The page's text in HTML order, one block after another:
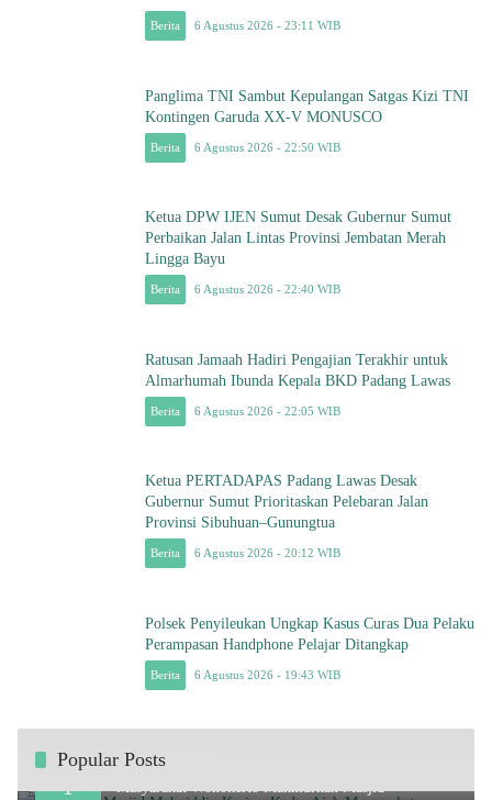
Berita 6 Agustus 2026 - 23:11 WIB
Panglima TNI Sambut Kepulangan Satgas Kizi TNI
Kontingen Garuda XX-V MONUSCO
Berita 6 Agustus 2026 - 22:50 WIB
Ketua DPW IJEN Sumut Desak Gubernur Sumut
Perbaikan Jalan Lintas Provinsi Jembatan Merah
Lingga Bayu
Berita 6 Agustus 2026 - 22:40 WIB
Ratusan Jamaah Hadiri Pengajian Terakhir untuk
Almarhumah Ibunda Kepala BKD Padang Lawas
Berita 6 Agustus 2026 - 22:05 WIB
Ketua PERTADAPAS Padang Lawas Desak
Gubernur Sumut Prioritaskan Pelebaran Jalan
Provinsi Sibuhuan–Gunungtua
Berita 6 Agustus 2026 - 20:12 WIB
Polsek Penyileukan Ungkap Kasus Curas Dua Pelaku
Perampasan Handphone Pelajar Ditangkap
Berita 6 Agustus 2026 - 19:43 WIB
Popular Posts
1
Peresmian Masjid Muhyiddin Karim, Kades Ajak